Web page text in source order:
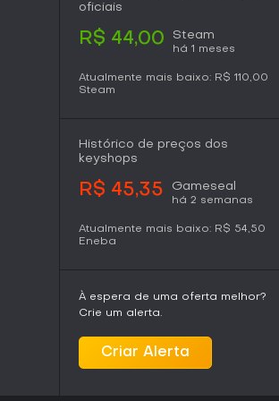
integra-se totalmente às
Empires, mantendo relevância tanto para
oficiais
R$ 44,00 Steam
há 1 meses
Atualmente mais baixo: R$ 110,00
Steam
Histórico de preços dos
keyshops
R$ 45,35 Gameseal
há 2 semanas
Atualmente mais baixo: R$ 54,50
Eneba
À espera de uma oferta melhor?
Crie um alerta.
Criar Alerta